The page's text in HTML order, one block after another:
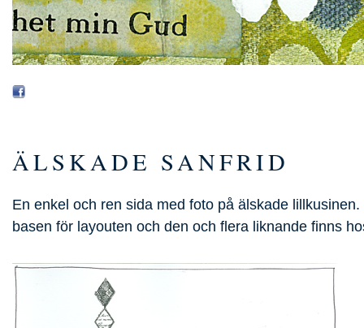
ÄLSKADE SANFRID
En enkel och ren sida med foto på älskade
basen för layouten och den och flera liknande finns